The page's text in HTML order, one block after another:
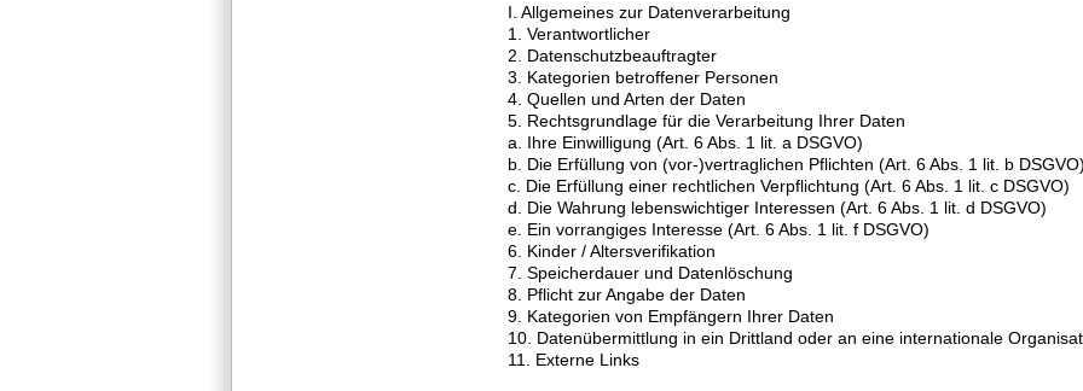
I. Allgemeines zur Datenverarbeitung
1. Verantwortlicher
2. Datenschutzbeauftragter
3. Kategorien betroffener Personen
4. Quellen und Arten der Daten
5. Rechtsgrundlage für die Verarbeitung Ihrer Daten
a. Ihre Einwilligung (Art. 6 Abs. 1 lit. a DSGVO)
b. Die Erfüllung von (vor-)vertraglichen Pflichten (Art. 6 Abs. 1 lit. b DSGVO)
c. Die Erfüllung einer rechtlichen Verpflichtung (Art. 6 Abs. 1 lit. c DSGVO)
d. Die Wahrung lebenswichtiger Interessen (Art. 6 Abs. 1 lit. d DSGVO)
e. Ein vorrangiges Interesse (Art. 6 Abs. 1 lit. f DSGVO)
6. Kinder / Altersverifikation
7. Speicherdauer und Datenlöschung
8. Pflicht zur Angabe der Daten
9. Kategorien von Empfängern Ihrer Daten
10. Datenübermittlung in ein Drittland oder an eine internationale
11. Externe Links